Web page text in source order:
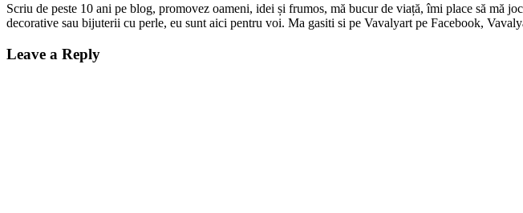
Scriu de peste 10 ani pe blog, promovez oameni, idei și frumos, mă bucur de viață, îmi place să mă
decorative sau bijuterii cu perle, eu sunt aici pentru voi. Ma gasiti si pe Vavalyart pe Facebook,
Leave a Reply